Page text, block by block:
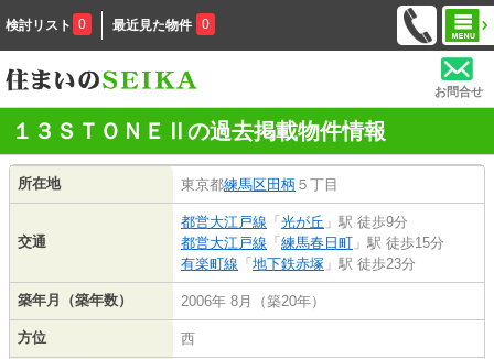
検討リスト 0 最近見た物件 0
お問合せ
１３ＳＴＯＮＥⅡの過去掲載物件情報
所在地 東京都練馬区田柄 ５丁目
交通
都営大江戸線 「 光が丘 」駅 徒歩9分
都営大江戸線 「 練馬春日町 」駅 徒歩15分
有楽町線 「 地下鉄赤塚 」駅 徒歩23分
築年月（築年数） 2006年 8月（築20年）
方位 西